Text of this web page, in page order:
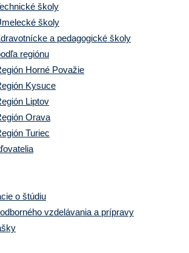
školy
školy
a pedagogické školy
regiónu
Horné Považie
Kysuce
Liptov
Orava
Turiec
o štúdiu
vzdelávania a prípravy